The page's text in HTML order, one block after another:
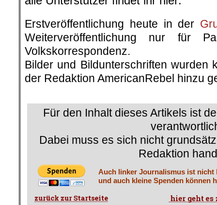
Erstveröffentlichung heute in der
Weiterveröffentlichung nur für
Volkskorrespondenz.
Bilder und Bildunterschriften wurden
der Redaktion AmericanRebel hinzu
Für den Inhalt dieses Artikels ist
Dabei muss es sich nicht
Redaktion
Auch linker Journalismus ist nicht
und auch kleine Spenden können